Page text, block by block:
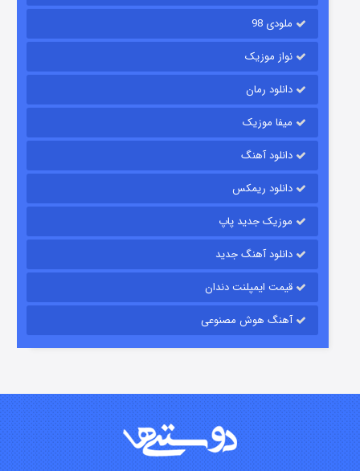
قسمت
قسمت۱۵ (دوبله) منتشر شد
ملودی 98
نواز موزیک
دانلود رمان
میفا موزیک
دانلود آهنگ
دانلود ریمکس
موزیک جدید پاپ
دانلود آهنگ جدید
قیمت ایمپلنت دندان
آهنگ هوش مصنوعی